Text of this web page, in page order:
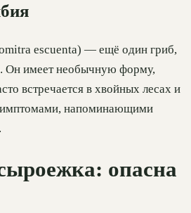
escuenta) — ещё один гриб,
Он имеет необычную форму,
встречается в хвойных лесах и
напоминающими
опасна